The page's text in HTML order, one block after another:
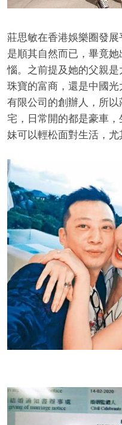
莊思敏在香港娛樂圈發
是順其自然而已，畢竟
惱。之前提及她的父親
珠寶的富商，還是中國
有限公司的創辦人，所
宅，日常開的都是豪車
妹可以輕松面對生活，尤